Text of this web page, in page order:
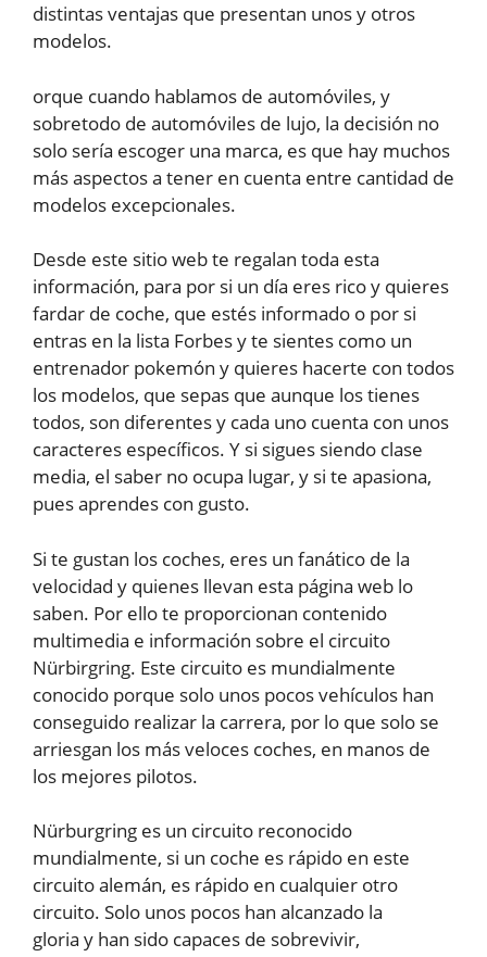
distintas ventajas que presentan unos y otros
modelos.
orque cuando hablamos de automóviles, y
sobretodo de automóviles de lujo, la decisión no
solo sería escoger una marca, es que hay muchos
más aspectos a tener en cuenta entre cantidad de
modelos excepcionales.
Desde este sitio web te regalan toda esta
información, para por si un día eres rico y quieres
fardar de coche, que estés informado o por si
entras en la lista Forbes y te sientes como un
entrenador pokemón y quieres hacerte con todos
los modelos, que sepas que aunque los tienes
todos, son diferentes y cada uno cuenta con unos
caracteres específicos. Y si sigues siendo clase
media, el saber no ocupa lugar, y si te apasiona,
pues aprendes con gusto.
Si te gustan los coches, eres un fanático de la
velocidad y quienes llevan esta página web lo
saben. Por ello te proporcionan contenido
multimedia e información sobre el circuito
Nürbirgring. Este circuito es mundialmente
conocido porque solo unos pocos vehículos han
conseguido realizar la carrera, por lo que solo se
arriesgan los más veloces coches, en manos de
los mejores pilotos.
Nürburgring es un circuito reconocido
mundialmente, si un coche es rápido en este
circuito alemán, es rápido en cualquier otro
circuito. Solo unos pocos han alcanzado la
gloria y han sido capaces de sobrevivir,